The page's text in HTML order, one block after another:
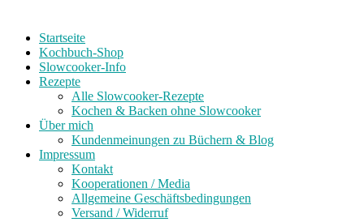
Startseite
Kochbuch-Shop
Slowcooker-Info
Rezepte
Alle Slowcooker-Rezepte
Kochen & Backen ohne Slowcooker
Über mich
Kundenmeinungen zu Büchern & Blog
Impressum
Kontakt
Kooperationen / Media
Allgemeine Geschäftsbedingungen
Versand / Widerruf